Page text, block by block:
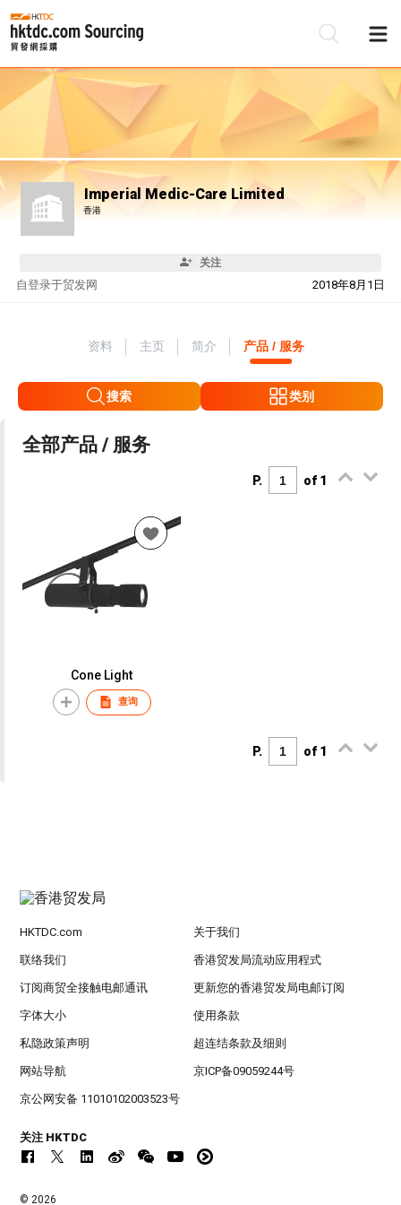
Imperial Medic-Care Limited
香港
关注
自 2018年8月1日
登录于贸发网
资料 主页 简介 产品 / 服务
搜索 类别
全部产品 / 服务
P. of 1
Cone Light
查询
P. of 1
HKTDC.com 关于我们
联络我们 香港贸发局流动应用程式
订阅商贸全接触电邮通讯 更新您的香港贸发局电邮订阅
字体大小 使用条款
私隐政策声明 超连结条款及细则
网站导航 京ICP备09059244号
京公网安备 11010102003523号
关注 HKTDC
© 2026